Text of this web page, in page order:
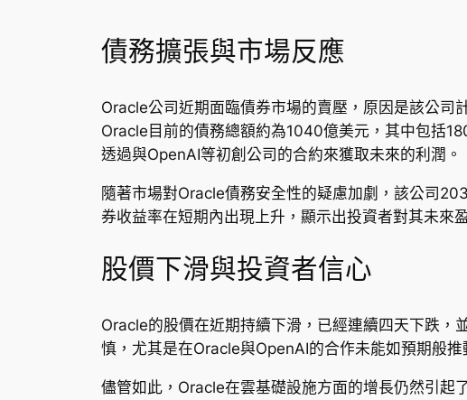
債務擴張與市場反應
Oracle公司近期面臨債券市場的賣壓，原因是該公司
Oracle目前的債務總額約為1040億美元，其中包括
透過與OpenAI等初創公司的合約來獲取未來的利潤。
隨著市場對Oracle債務安全性的疑慮加劇，該公司
券收益率在短期內出現上升，顯示出投資者對其未來
股價下滑與投資者信心
Oracle的股價在近期持續下滑，已經連續四天下跌，
慎，尤其是在Oracle與OpenAI的合作未能如預期般推
儘管如此，Oracle在雲基礎設施方面的增長仍然引起